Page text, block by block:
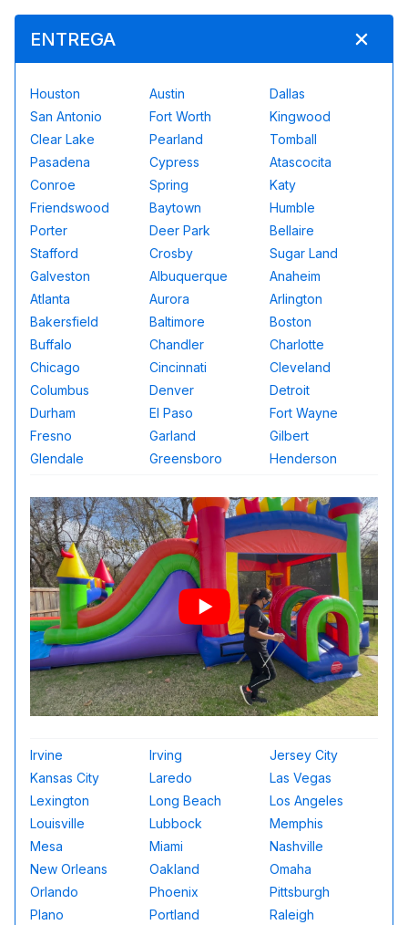
ENTREGA
Houston Austin
Dallas
San Antonio
Fort Worth
Kingwood
Clear Lake
Pearland
Tomball
Pasadena
Cypress
Atascocita
Conroe
Spring
Katy
Friendswood
Baytown
Humble
Porter
Deer Park
Bellaire
Stafford
Crosby
Sugar Land
Galveston
Albuquerque
Anaheim
Atlanta
Aurora
Arlington
Bakersfield
Baltimore
Boston
Buffalo
Chandler
Charlotte
Chicago
Cincinnati
Cleveland
Columbus
Denver
Detroit
Durham
El Paso
Fort Wayne
Fresno
Garland
Gilbert
Glendale
Greensboro Henderson
Irvine Irving
Jersey City
Kansas City
Laredo
Las Vegas
Lexington
Long Beach
Los Angeles
Louisville
Lubbock
Memphis
Mesa
Miami
Nashville
New Orleans
Oakland
Omaha
Orlando
Phoenix
Pittsburgh
Plano
Portland Raleigh